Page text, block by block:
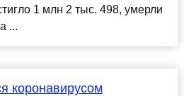
1 млн 2 тыс. 498, умерли
...
коронавирусом